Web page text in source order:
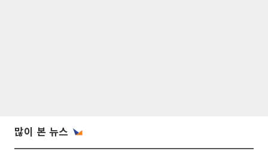
많이 본 뉴스